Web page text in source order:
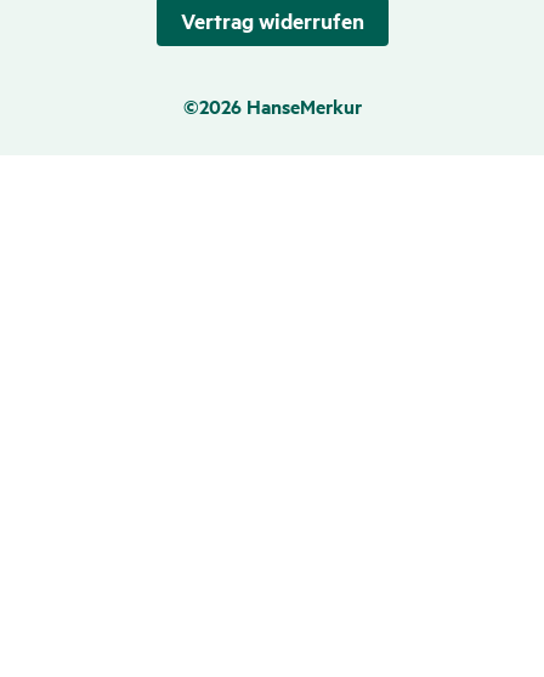
©2026 HanseMerkur
Vertrag wider­rufen